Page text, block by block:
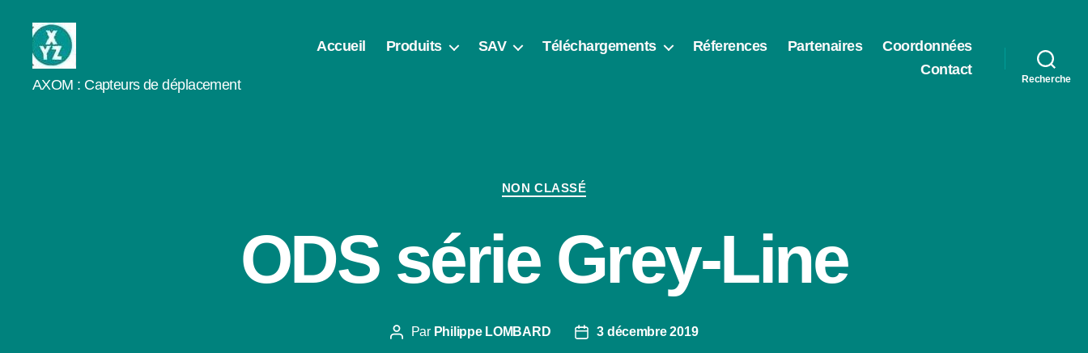
AXOM
AXOM : Capteurs de déplacement
Accueil Produits SAV Téléchargements Réferences Partenaires
Coordonnées
Contact
Recherche
Catégories
NON CLASSÉ
ODS série Grey-Line
Auteur
Par Philippe LOMBARD
Date3 décembre 2019